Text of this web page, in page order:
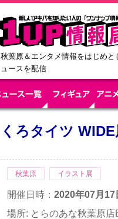
秋葉原＆エンタメ情報をはじめと
ュースを配信
くろタイツ
秋葉原 イラスト展
開催日時： 2020年07月17
場所: とらのあな秋葉原